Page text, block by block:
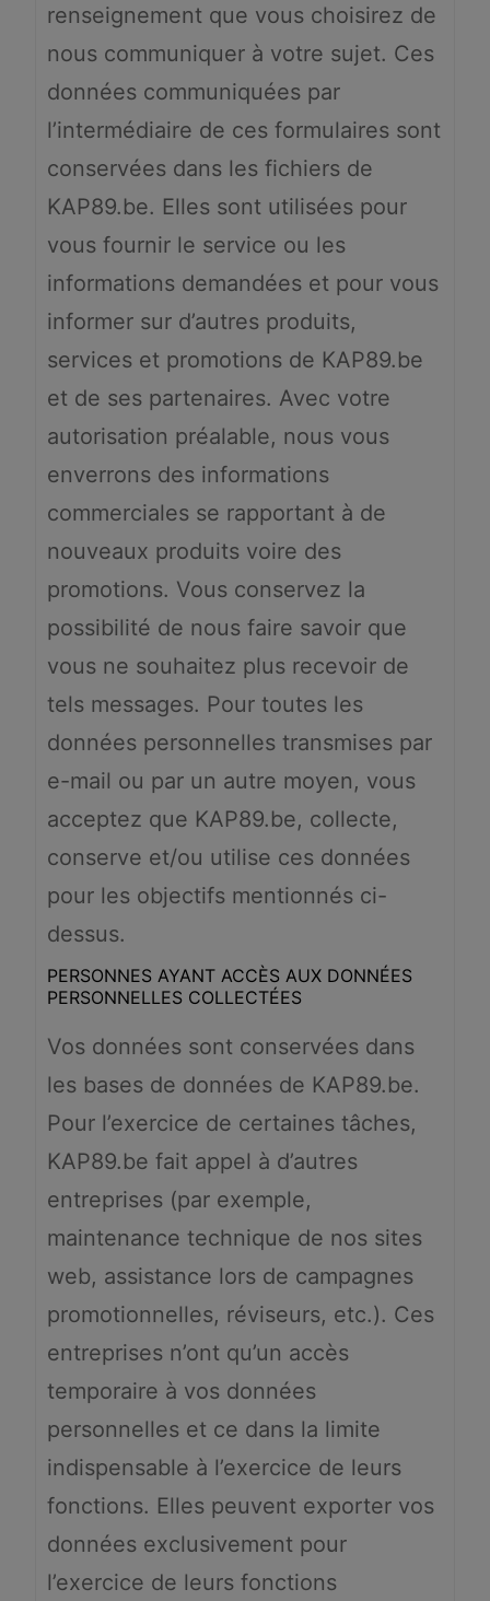
renseignement que vous choisirez de
nous communiquer à votre sujet. Ces
données communiquées par
l’intermédiaire de ces formulaires sont
conservées dans les fichiers de
KAP89.be. Elles sont utilisées pour
vous fournir le service ou les
informations demandées et pour vous
informer sur d’autres produits,
services et promotions de KAP89.be
et de ses partenaires. Avec votre
autorisation préalable, nous vous
enverrons des informations
commerciales se rapportant à de
nouveaux produits voire des
promotions. Vous conservez la
possibilité de nous faire savoir que
vous ne souhaitez plus recevoir de
tels messages. Pour toutes les
données personnelles transmises par
e-mail ou par un autre moyen, vous
acceptez que KAP89.be, collecte,
conserve et/ou utilise ces données
pour les objectifs mentionnés ci-
dessus.
PERSONNES AYANT ACCÈS AUX DONNÉES
PERSONNELLES COLLECTÉES
Vos données sont conservées dans
les bases de données de KAP89.be.
Pour l’exercice de certaines tâches,
KAP89.be fait appel à d’autres
entreprises (par exemple,
maintenance technique de nos sites
web, assistance lors de campagnes
promotionnelles, réviseurs, etc.). Ces
entreprises n’ont qu’un accès
temporaire à vos données
personnelles et ce dans la limite
indispensable à l’exercice de leurs
fonctions. Elles peuvent exporter vos
données exclusivement pour
l’exercice de leurs fonctions